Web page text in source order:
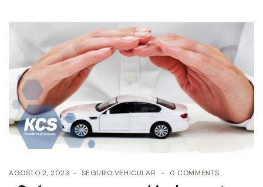
AGOSTO 2, 2023 SEGURO VEHICULAR 0 COMMENTS